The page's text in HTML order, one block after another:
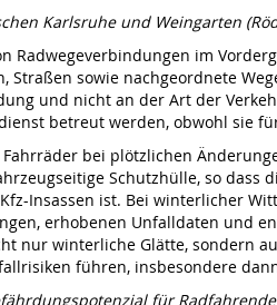
Karlsruhe und Weingarten
Radwegeverbindungen im
sowie nachgeordnete
und nicht an der Art der
betreut werden, obwohl sie
bei plötzlichen
Schutzhülle, so
Insassen ist. Bei winterlicher
erhobenen Unfalldaten und
nur winterliche Glätte, sondern
führen, insbesondere
für